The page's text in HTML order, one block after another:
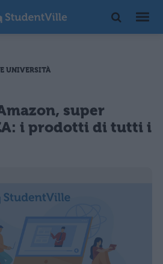
UNIVERSITÀ
super
i prodotti di tutti i